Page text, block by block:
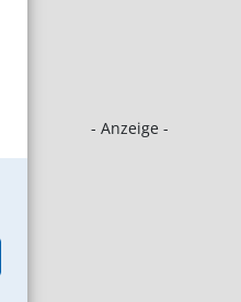
- Anzeige -